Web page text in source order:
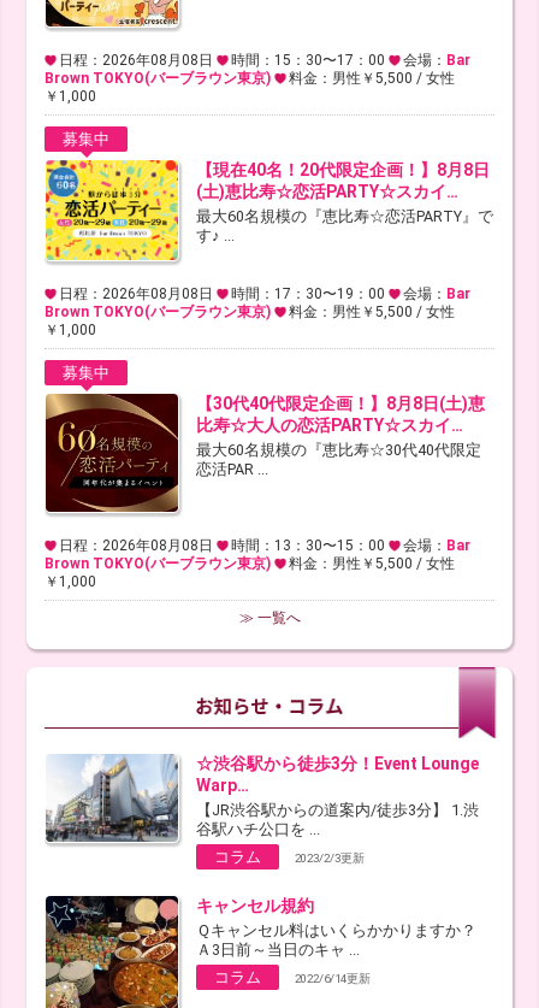
日程：2026年08月08日 時間：15：30〜17：00 会場： Bar
Brown TOKYO(バーブラウン東京)
料金：男性￥5,500 / 女性
￥1,000
募集中
【現在40名！20代限定企画！】8月8日
(土)恵比寿☆恋活PARTY☆スカイ…
最大60名規模の『恵比寿☆恋活PARTY』で
す♪ ...
日程：2026年08月08日 時間：17：30〜19：00 会場： Bar
Brown TOKYO(バーブラウン東京)
料金：男性￥5,500 / 女性
￥1,000
募集中
【30代40代限定企画！】8月8日(土)恵
比寿☆大人の恋活PARTY☆スカイ…
最大60名規模の『恵比寿☆30代40代限定
恋活PAR ...
日程：2026年08月08日 時間：13：30〜15：00 会場： Bar
Brown TOKYO(バーブラウン東京)
料金：男性￥5,500 / 女性
￥1,000
≫ 一覧へ
☆渋谷駅から徒歩3分！Event Lounge
Warp…
【JR渋谷駅からの道案内/徒歩3分】 1.渋
谷駅ハチ公口を ...
コラム
2023/2/3更新
キャンセル規約
Ｑキャンセル料はいくらかかりますか？
Ａ3日前～当日のキャ ...
コラム
2022/6/14更新